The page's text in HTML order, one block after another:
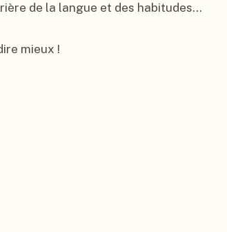
de la langue et des habitudes…
mieux !